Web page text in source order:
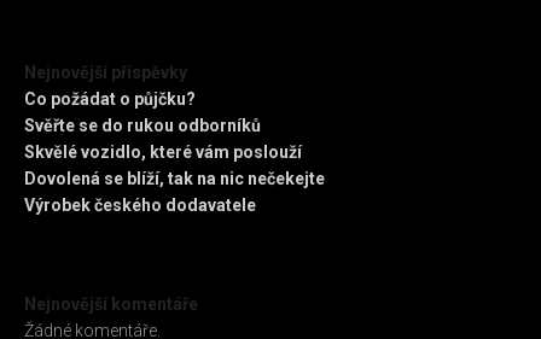
Nejnovější příspěvky
Co požádat o půjčku?
Svěřte se do rukou odborníků
Skvělé vozidlo, které vám poslouží
Dovolená se blíží, tak na nic nečekejte
Výrobek českého dodavatele
Nejnovější komentáře
Žádné komentáře.